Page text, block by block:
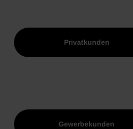
Privatkunden
Gewerbekunden